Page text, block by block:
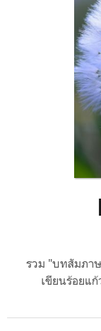
รวม "บทสัมภา
เขียนร้อยแ